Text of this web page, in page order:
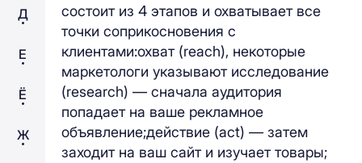
Д
Е
Ё
Ж
состоит из 4 этапов и охватывает все
точки соприкосновения с
клиентами:охват (reach), некоторые
маркетологи указывают исследование
(research) — сначала аудитория
попадает на ваше рекламное
объявление;действие (aсt) — затем
заходит на ваш сайт и изучает товары;